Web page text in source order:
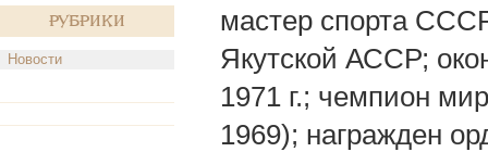
Рубрики
Новости
мастер спорта
Якутской АССР;
1971 г.; чемпион
1969); награжден